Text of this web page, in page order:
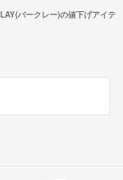
バークレー)の値下げアイテ